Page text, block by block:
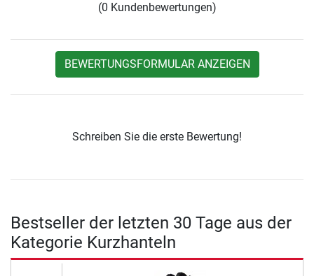
(0 Kundenbewertungen)
BEWERTUNGSFORMULAR ANZEIGEN
Schreiben Sie die erste Bewertung!
Bestseller der letzten 30 Tage aus der
Kategorie Kurzhanteln